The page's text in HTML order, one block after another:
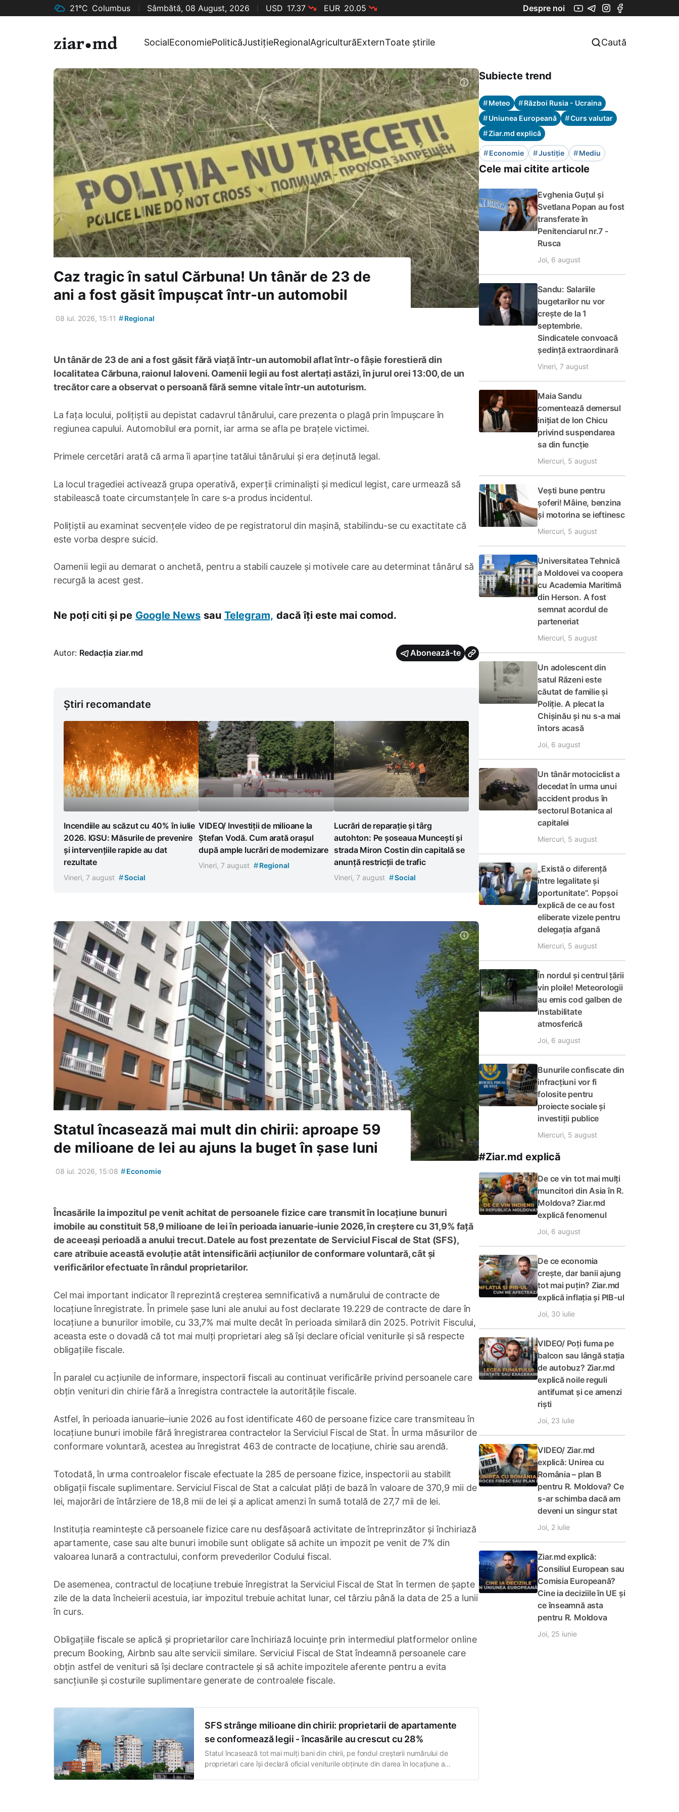
21°C Columbus Sâmbătă, 08 August, 2026 USD 17.37 EUR 20.05 Despre noi
SocialEconomiePoliticăJustițieRegionalAgriculturăExternToate știrile Caută
Caz tragic în satul Cărbuna! Un tânăr de 23 de
ani a fost găsit împușcat într-un automobil
08 iul. 2026, 15:11 #Regional
Un tânăr de 23 de ani a fost găsit fără viață într-un automobil aflat într-o fâșie forestieră din
localitatea Cărbuna, raionul Ialoveni. Oamenii legii au fost alertați astăzi, în jurul orei 13:00, de un
trecător care a observat o persoană fără semne vitale într-un autoturism.
La fața locului, polițiștii au depistat cadavrul tânărului, care prezenta o plagă prin împușcare în
regiunea capului. Automobilul era pornit, iar arma se afla pe brațele victimei.
Primele cercetări arată că arma îi aparține tatălui tânărului și era deținută legal.
La locul tragediei activează grupa operativă, experții criminaliști și medicul legist, care urmează să
stabilească toate circumstanțele în care s-a produs incidentul.
Polițiștii au examinat secvențele video de pe registratorul din mașină, stabilindu-se cu exactitate că
este vorba despre suicid.
Oamenii legii au demarat o anchetă, pentru a stabili cauzele și motivele care au determinat tânărul să
recurgă la acest gest.
Ne poți citi și pe Google News sau Telegram, dacă îți este mai comod.
Autor: Redacția ziar.md Abonează-te
Știri recomandate
Incendiile au scăzut cu 40% în iulie
2026. IGSU: Măsurile de prevenire
și intervențiile rapide au dat
rezultate
Vineri, 7 august #Social
VIDEO/ Investiții de milioane la
Ștefan Vodă. Cum arată orașul
după ample lucrări de modernizare
Vineri, 7 august #Regional
Lucrări de reparație și târg
autohton: Pe șoseaua Muncești și
strada Miron Costin din capitală se
anunță restricții de trafic
Vineri, 7 august #Social
Statul încasează mai mult din chirii: aproape 59
de milioane de lei au ajuns la buget în șase luni
08 iul. 2026, 15:08 #Economie
Încasările la impozitul pe venit achitat de persoanele fizice care transmit în locațiune bunuri
imobile au constituit 58,9 milioane de lei în perioada ianuarie-iunie 2026, în creștere cu 31,9% față
de aceeași perioadă a anului trecut. Datele au fost prezentate de Serviciul Fiscal de Stat (SFS),
care atribuie această evoluție atât intensificării acțiunilor de conformare voluntară, cât și
verificărilor efectuate în rândul proprietarilor.
Cel mai important indicator îl reprezintă creșterea semnificativă a numărului de contracte de
locațiune înregistrate. În primele șase luni ale anului au fost declarate 19.229 de contracte de dare în
locațiune a bunurilor imobile, cu 33,7% mai multe decât în perioada similară din 2025. Potrivit Fiscului,
aceasta este o dovadă că tot mai mulți proprietari aleg să își declare oficial veniturile și să respecte
obligațiile fiscale.
În paralel cu acțiunile de informare, inspectorii fiscali au continuat verificările privind persoanele care
obțin venituri din chirie fără a înregistra contractele la autoritățile fiscale.
Astfel, în perioada ianuarie–iunie 2026 au fost identificate 460 de persoane fizice care transmiteau în
locațiune bunuri imobile fără înregistrarea contractelor la Serviciul Fiscal de Stat. În urma măsurilor de
conformare voluntară, acestea au înregistrat 463 de contracte de locațiune, chirie sau arendă.
Totodată, în urma controalelor fiscale efectuate la 285 de persoane fizice, inspectorii au stabilit
obligații fiscale suplimentare. Serviciul Fiscal de Stat a calculat plăți de bază în valoare de 370,9 mii de
lei, majorări de întârziere de 18,8 mii de lei și a aplicat amenzi în sumă totală de 27,7 mii de lei.
Instituția reamintește că persoanele fizice care nu desfășoară activitate de întreprinzător și închiriază
apartamente, case sau alte bunuri imobile sunt obligate să achite un impozit pe venit de 7% din
valoarea lunară a contractului, conform prevederilor Codului fiscal.
De asemenea, contractul de locațiune trebuie înregistrat la Serviciul Fiscal de Stat în termen de șapte
zile de la data încheierii acestuia, iar impozitul trebuie achitat lunar, cel târziu până la data de 25 a lunii
în curs.
Obligațiile fiscale se aplică și proprietarilor care închiriază locuințe prin intermediul platformelor online
precum Booking, Airbnb sau alte servicii similare. Serviciul Fiscal de Stat îndeamnă persoanele care
obțin astfel de venituri să își declare contractele și să achite impozitele aferente pentru a evita
sancțiunile și costurile suplimentare generate de controalele fiscale.
SFS strânge milioane din chirii: proprietarii de apartamente
se conformează legii - încasările au crescut cu 28%
Statul încasează tot mai mulți bani din chirii, pe fondul creșterii numărului de
proprietari care își declară oficial veniturile obținute din darea în locațiune a
Subiecte trend
#Meteo #Război Rusia - Ucraina
#Uniunea Europeană #Curs valutar
#Ziar.md explică
#Economie #Justiție #Mediu
Cele mai citite articole
Evghenia Guțul și
Svetlana Popan au fost
transferate în
Penitenciarul nr.7 -
Rusca
Joi, 6 august
Sandu: Salariile
bugetarilor nu vor
crește de la 1
septembrie.
Sindicatele convoacă
ședință extraordinară
Vineri, 7 august
Maia Sandu
comentează demersul
inițiat de Ion Chicu
privind suspendarea
sa din funcție
Miercuri, 5 august
Vești bune pentru
șoferi! Mâine, benzina
și motorina se ieftinesc
Miercuri, 5 august
Universitatea Tehnică
a Moldovei va coopera
cu Academia Maritimă
din Herson. A fost
semnat acordul de
parteneriat
Miercuri, 5 august
Un adolescent din
satul Răzeni este
căutat de familie și
Poliție. A plecat la
Chișinău și nu s-a mai
întors acasă
Joi, 6 august
Un tânăr motociclist a
decedat în urma unui
accident produs în
sectorul Botanica al
capitalei
Miercuri, 5 august
„Există o diferență
între legalitate și
oportunitate”. Popșoi
explică de ce au fost
eliberate vizele pentru
delegația afgană
Miercuri, 5 august
În nordul și centrul țării
vin ploile! Meteorologii
au emis cod galben de
instabilitate
atmosferică
Joi, 6 august
Bunurile confiscate din
infracțiuni vor fi
folosite pentru
proiecte sociale și
investiții publice
Miercuri, 5 august
#Ziar.md explică
De ce vin tot mai mulți
muncitori din Asia în R.
Moldova? Ziar.md
explică fenomenul
Joi, 6 august
De ce economia
crește, dar banii ajung
tot mai puțin? Ziar.md
explică inflația și PIB-ul
Joi, 30 iulie
VIDEO/ Poți fuma pe
balcon sau lângă stația
de autobuz? Ziar.md
explică noile reguli
antifumat și ce amenzi
riști
Joi, 23 iulie
VIDEO/ Ziar.md
explică: Unirea cu
România – plan B
pentru R. Moldova? Ce
s-ar schimba dacă am
deveni un singur stat
Joi, 2 iulie
Ziar.md explică:
Consiliul European sau
Comisia Europeană?
Cine ia deciziile în UE și
ce înseamnă asta
pentru R. Moldova
Joi, 25 iunie